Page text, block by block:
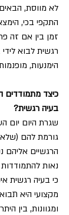
לא מווסת, הבאים
התקפי בכי,
זמן בין אם זה
רגשית לבוא לידי
הימנעות,
כיצד מתמודדים
בעיה רגשית?
שגרת היום יום
גורמת להם
הרגשיים אליהם
נאות
כי בעיה רגשית
מקצועי היא
ומגוונות, בין